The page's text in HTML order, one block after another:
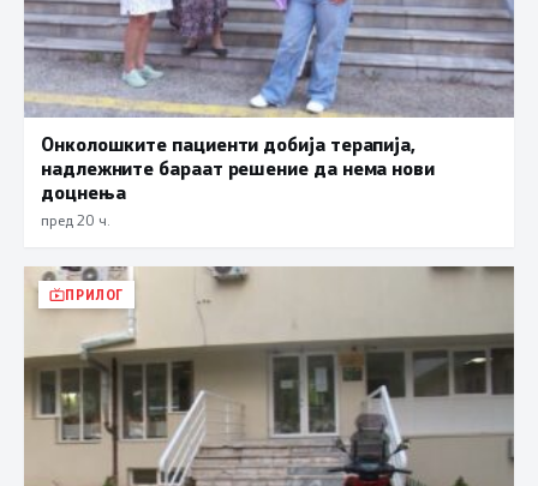
Онколошките пациенти добија терапија,
надлежните бараат решение да нема нови
доцнења
пред 20 ч.
ПРИЛОГ